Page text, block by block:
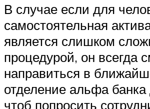
В случае если для
самостоятельная
является слишком
процедурой, он всегда
направиться в
отделение альфа банка
чтоб попросить